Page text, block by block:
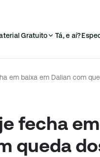
Gratuito Tá, e aí?
fecha em
queda